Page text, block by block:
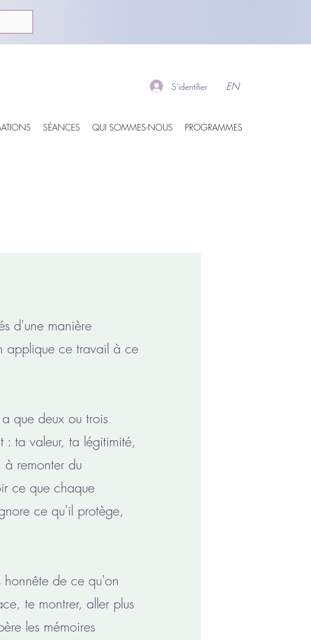
S'identifier EN
SÉANCES QUI SOMMES-NOUS PROGRAMMES
d'une manière
applique ce travail à ce
que deux ou trois
: ta valeur, ta légitimité,
remonter du
ce que chaque
ce qu'il protège,
honnête de ce qu'on
te montrer, aller plus
les mémoires